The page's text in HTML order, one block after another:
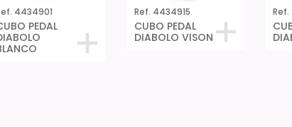
4434901
PEDAL
Ref. 4434915
CUBO PEDAL
DIABOLO VISON